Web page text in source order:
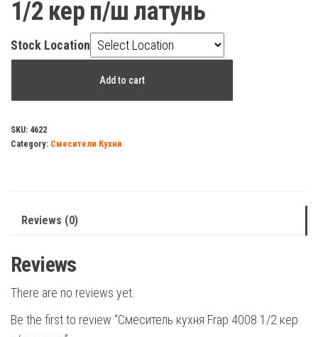
1/2 кер п/ш латунь
Stock Location
4008
1/2
латунь
Add to cart
SKU: 4622
Category: Смесители Кухня
Reviews (0)
Reviews
There are no reviews yet.
Be the first to review “Смеситель кухня Frap 4008 1/2 кер